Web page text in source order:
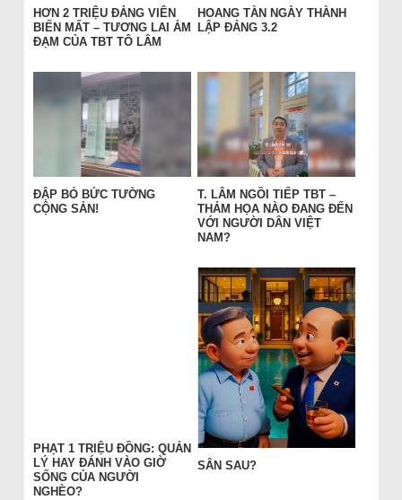
HƠN 2 TRIỆU ĐẢNG VIÊN
BIẾN MẤT – TƯƠNG LAI ẢM
ĐẠM CỦA TBT TÔ LÂM
HOANG TÀN NGÀY THÀNH
LẬP ĐẢNG 3.2
ĐẬP BỎ BỨC TƯỜNG
CỘNG SẢN!
T. LÂM NGỒI TIẾP TBT –
THẢM HỌA NÀO ĐANG ĐẾN
VỚI NGƯỜI DÂN VIỆT
NAM?
PHẠT 1 TRIỆU ĐỒNG: QUẢN
LÝ HAY ĐÁNH VÀO GIỜ
SỐNG CỦA NGƯỜI
NGHÈO?
SÂN SAU?